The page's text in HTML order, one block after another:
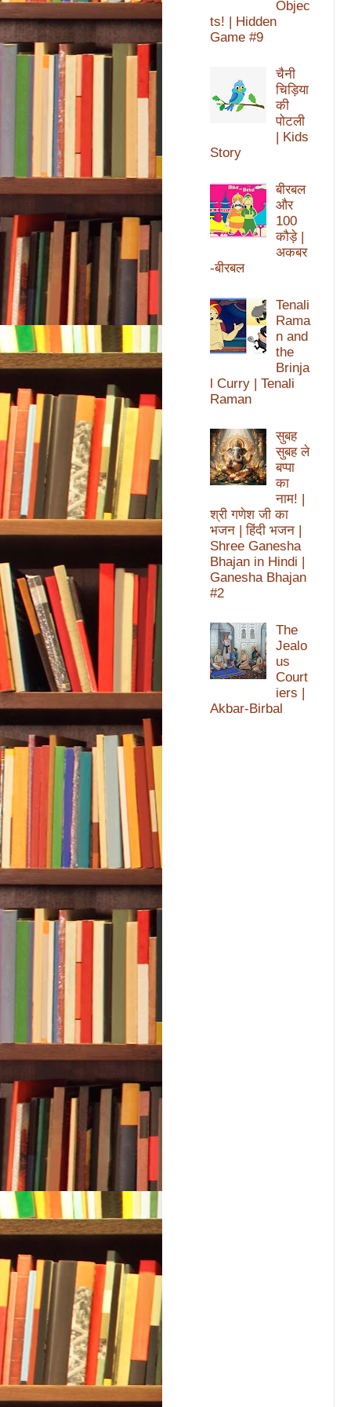
Objec
ts! | Hidden
Game #9
चैनी
चिड़िया
की
पोटली
| Kids
Story
बीरबल
और
100
कौड़े |
अकबर
-बीरबल
Tenali
Rama
n and
the
Brinja
l Curry | Tenali
Raman
सुबह
सुबह ले
बप्पा
का
नाम! |
श्री गणेश जी का
भजन | हिंदी भजन |
Shree Ganesha
Bhajan in Hindi |
Ganesha Bhajan
#2
The
Jealo
us
Court
iers |
Akbar-Birbal